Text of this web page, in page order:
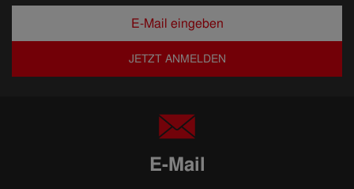
JETZT ANMELDEN
E-Mail